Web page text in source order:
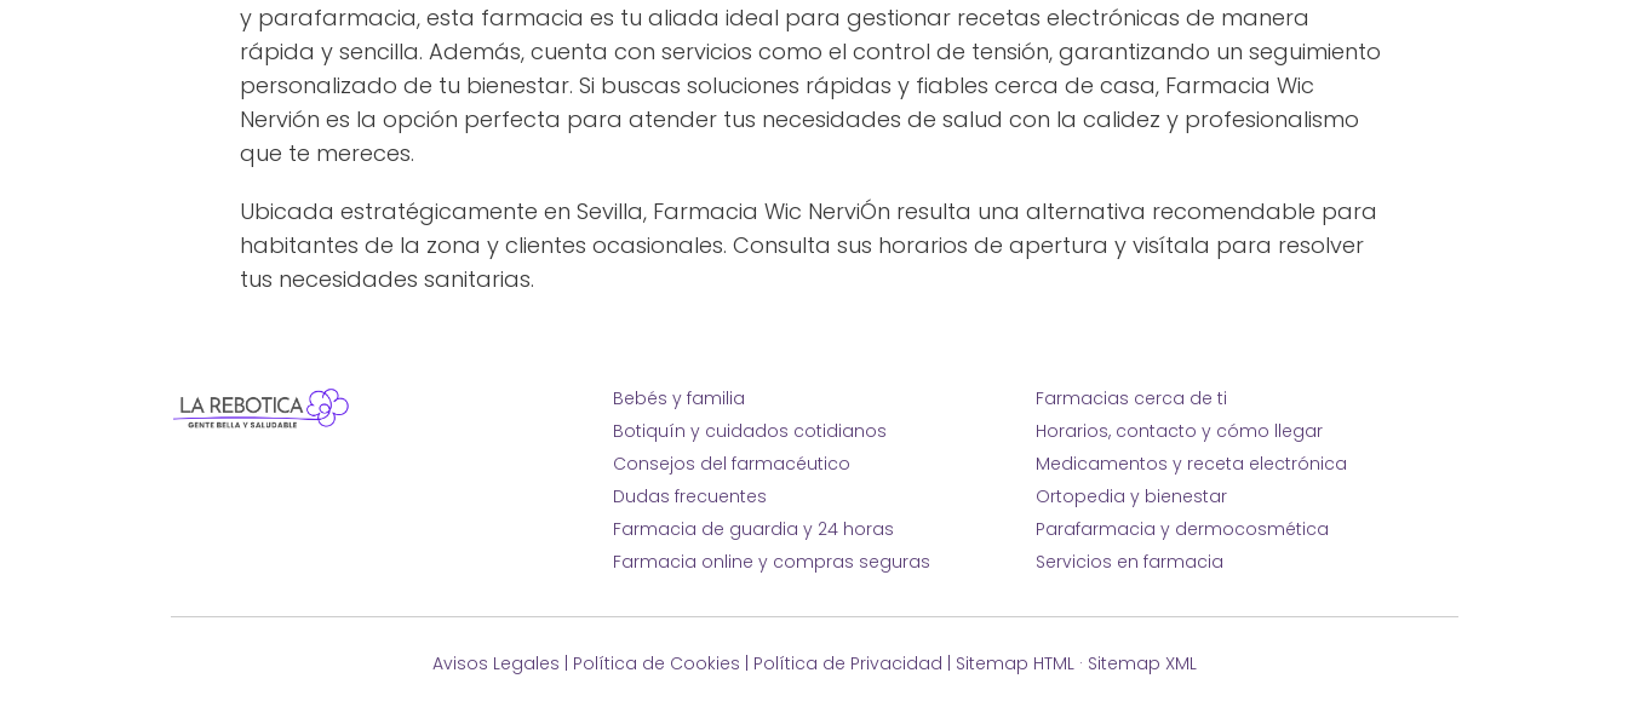
y parafarmacia, esta farmacia es tu aliada ideal para gestionar recetas electrónicas de manera
rápida y sencilla. Además, cuenta con servicios como el control de tensión, garantizando un seguimiento
personalizado de tu bienestar. Si buscas soluciones rápidas y fiables cerca de casa, Farmacia Wic
Nervión es la opción perfecta para atender tus necesidades de salud con la calidez y profesionalismo
que te mereces.
Ubicada estratégicamente en Sevilla, Farmacia Wic NerviÓn resulta una alternativa recomendable para
habitantes de la zona y clientes ocasionales. Consulta sus horarios de apertura y visítala para resolver
tus necesidades sanitarias.
Bebés y familia
Botiquín y cuidados cotidianos
Consejos del farmacéutico
Dudas frecuentes
Farmacia de guardia y 24 horas
Farmacia online y compras seguras
Farmacias cerca de ti
Horarios, contacto y cómo llegar
Medicamentos y receta electrónica
Ortopedia y bienestar
Parafarmacia y dermocosmética
Servicios en farmacia
Avisos Legales | Política de Cookies | Política de Privacidad | Sitemap HTML· Sitemap XML